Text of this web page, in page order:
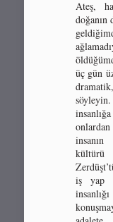
Ateş,
doğanın
üç gün
insanın
kültürü
iş yap